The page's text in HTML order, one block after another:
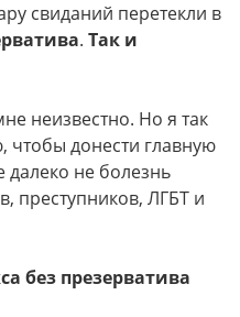
свиданий перетекли в
. Так и
неизвестно. Но я так
чтобы донести главную
далеко не болезнь
преступников, ЛГБТ и
без презерватива